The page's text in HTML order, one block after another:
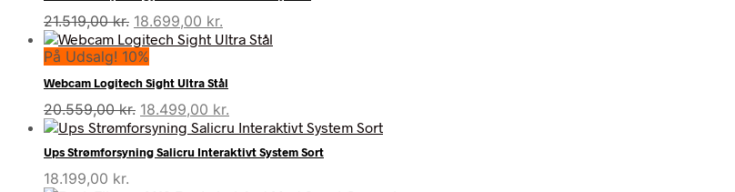
21.519,00kr. Den
oprindelige
pris
var:
21.519,00 kr..
18.699,00 kr.
aktuelle
er:
18.699,00 kr..
På Udsalg! 10%
Webcam Logitech Sight Ultra Stål
20.559,00kr. Den
oprindelige
pris
var:
18.499,00 kr.
aktuelle
pris
er:
Ups Strømforsyning Salicru Interaktivt System Sort
18.199,00 kr.